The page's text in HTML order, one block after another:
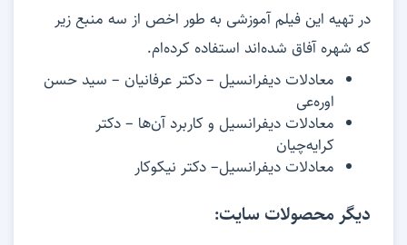
در تهیه این فیلم آموزشی به طور اخص از سه منبع زیر
که شهره آفاق شده‌اند استفاده کرده‌ام.
معادلات دیفرانسیل – دکتر عرفانیان – سید حسن
اوره‌عی
معادلات دیفرانسیل و کاربرد آن‌ها – دکتر
کرایه‌چیان
معادلات دیفرانسیل– دکتر نیکوکار
دیگر محصولات سایت: